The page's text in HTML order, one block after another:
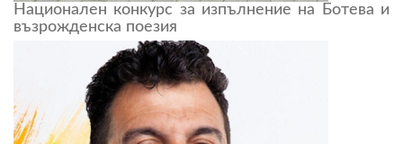
Национален конкурс за изпълнение на Ботева и
възрожденска поезия